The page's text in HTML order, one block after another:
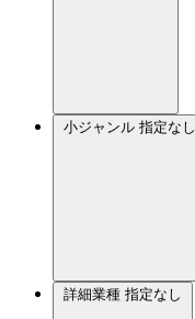
小ジャンル 指定なし
詳細業種 指定なし